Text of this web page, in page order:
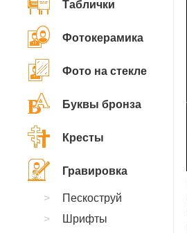
Таблички
Фотокерамика
Фото на стекле
Буквы бронза
Кресты
Гравировка
Пескоструй
Шрифты